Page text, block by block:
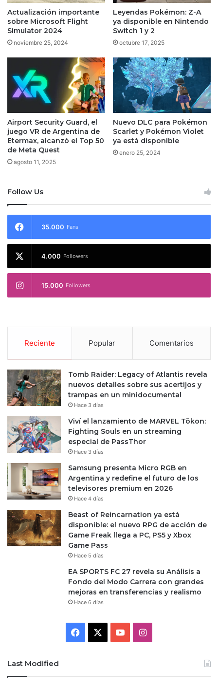
Actualización importante
sobre Microsoft Flight
Simulator 2024
noviembre 25, 2024
Leyendas Pokémon: Z-A
ya disponible en Nintendo
Switch 1 y 2
octubre 17, 2025
Airport Security Guard, el
juego VR de Argentina de
Etermax, alcanzó el Top 50
de Meta Quest
agosto 11, 2025
Nuevo DLC para Pokémon
Scarlet y Pokémon Violet
ya está disponible
enero 25, 2024
Follow Us
35.000 Fans
4.000 Followers
15.000 Followers
Reciente Popular Comentarios
Tomb Raider: Legacy of Atlantis revela
nuevos detalles sobre sus acertijos y
trampas en un minidocumental
Hace 3 días
Viví el lanzamiento de MARVEL Tōkon:
Fighting Souls en un streaming
especial de PassThor
Hace 3 días
Samsung presenta Micro RGB en
Argentina y redefine el futuro de los
televisores premium en 2026
Hace 4 días
Beast of Reincarnation ya está
disponible: el nuevo RPG de acción de
Game Freak llega a PC, PS5 y Xbox
Game Pass
Hace 5 días
EA SPORTS FC 27 revela su Análisis a
Fondo del Modo Carrera con grandes
mejoras en transferencias y realismo
Hace 6 días
Facebook YouTubeInstagram
Last Modified